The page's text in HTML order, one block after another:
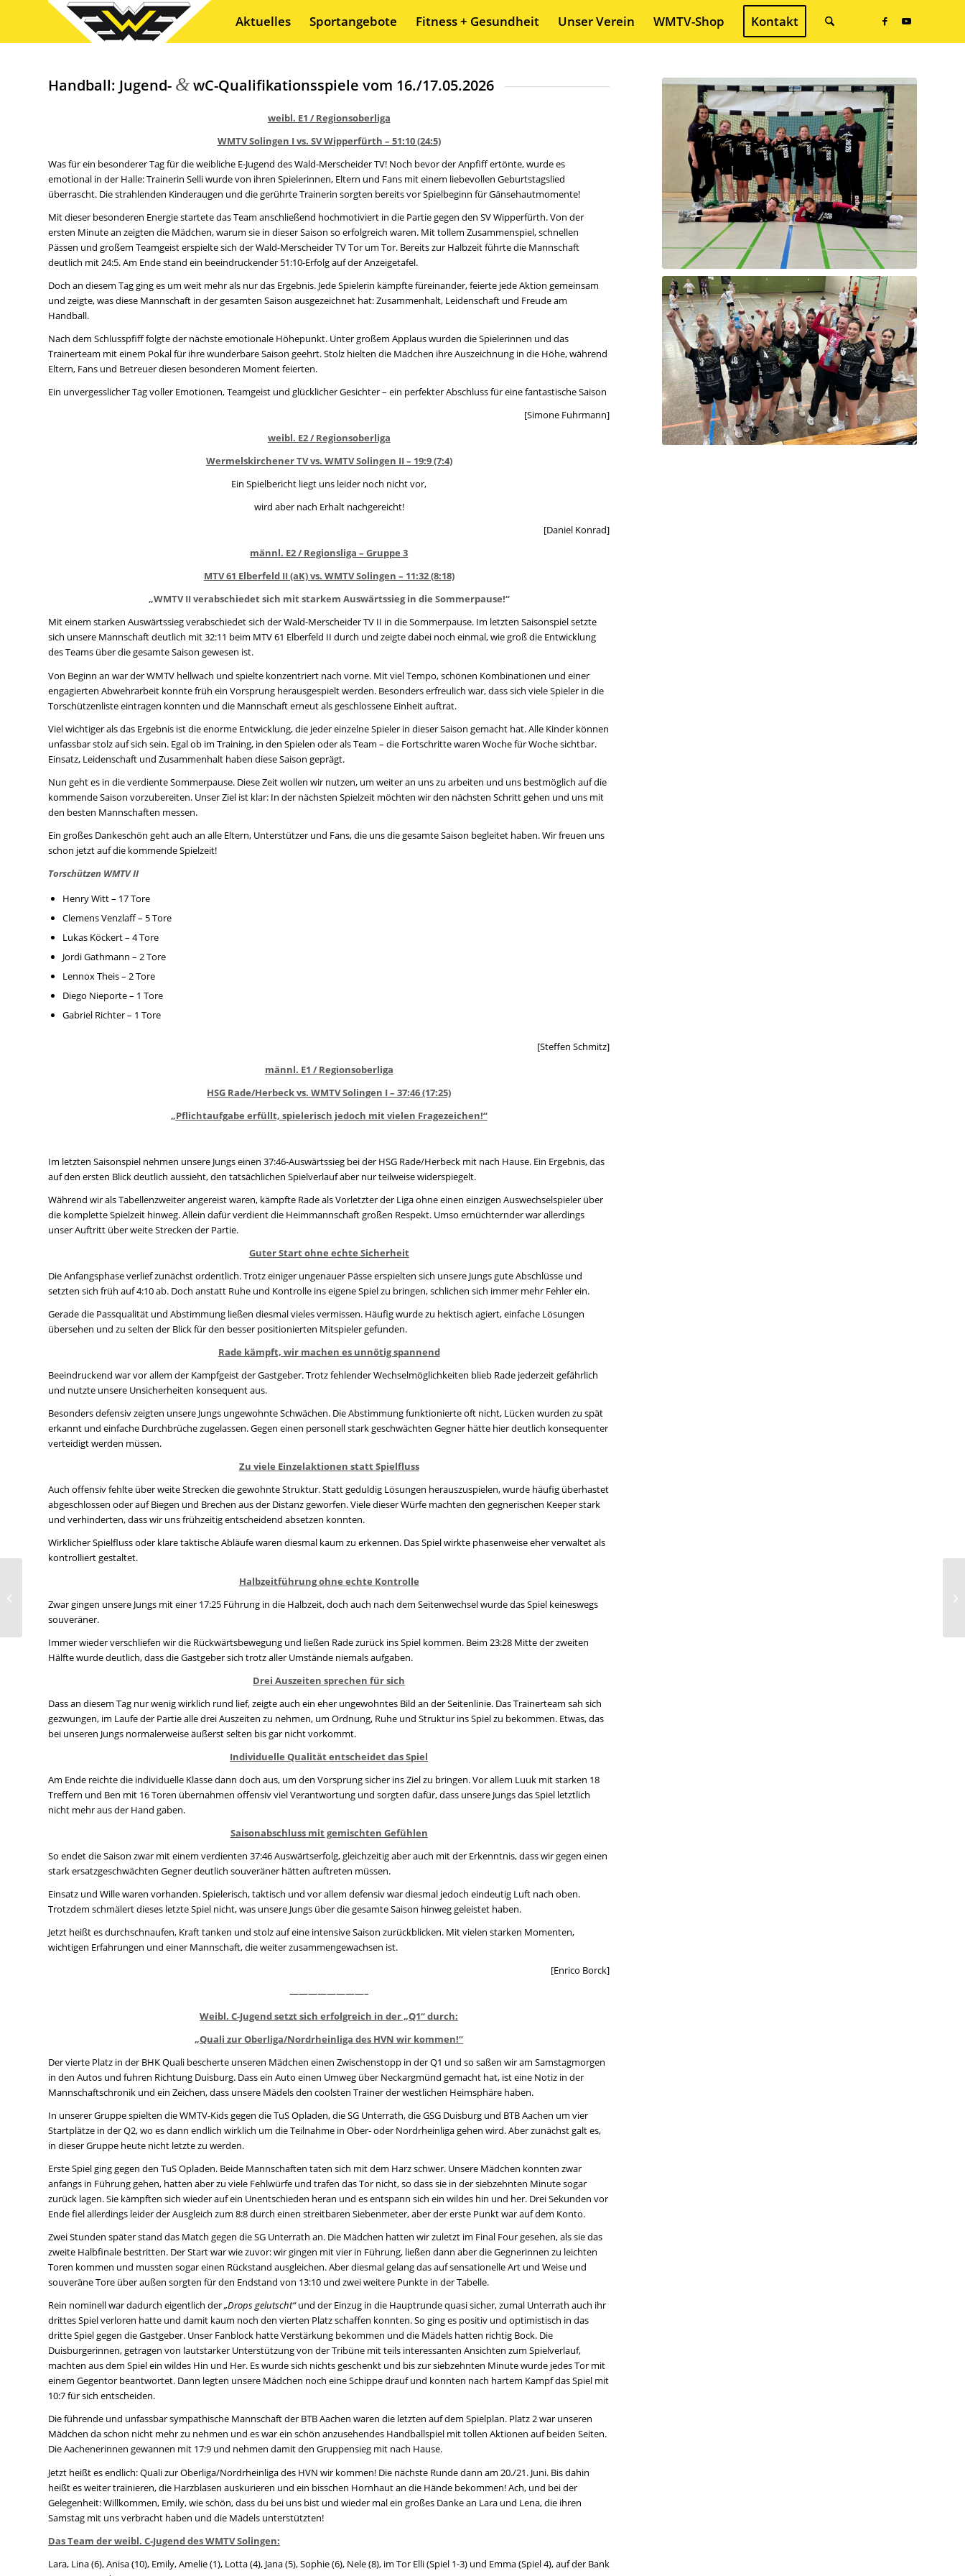
Aktuelles Sportangebote Fitness + Gesundheit Unser Verein WMTV-Shop Kontakt
Handball: Jugend- &wC-Qualifikationsspiele vom 16./17.05.2026
weibl. E1 / Regionsoberliga
WMTV Solingen I vs. SV Wipperfürth – 51:10 (24:5)
Was für ein besonderer Tag für die weibliche E-Jugend des Wald-Merscheider TV! Noch bevor der Anpfiff ertönte, wurde es
emotional in der Halle: Trainerin Selli wurde von ihren Spielerinnen, Eltern und Fans mit einem liebevollen Geburtstagslied
überrascht. Die strahlenden Kinderaugen und die gerührte Trainerin sorgten bereits vor Spielbeginn für Gänsehautmomente!
Mit dieser besonderen Energie startete das Team anschließend hochmotiviert in die Partie gegen den SV Wipperfürth. Von der
ersten Minute an zeigten die Mädchen, warum sie in dieser Saison so erfolgreich waren. Mit tollem Zusammenspiel, schnellen
Pässen und großem Teamgeist erspielte sich der Wald-Merscheider TV Tor um Tor. Bereits zur Halbzeit führte die Mannschaft
deutlich mit 24:5. Am Ende stand ein beeindruckender 51:10-Erfolg auf der Anzeigetafel.
Doch an diesem Tag ging es um weit mehr als nur das Ergebnis. Jede Spielerin kämpfte füreinander, feierte jede Aktion gemeinsam
und zeigte, was diese Mannschaft in der gesamten Saison ausgezeichnet hat: Zusammenhalt, Leidenschaft und Freude am
Handball.
Nach dem Schlusspfiff folgte der nächste emotionale Höhepunkt. Unter großem Applaus wurden die Spielerinnen und das
Trainerteam mit einem Pokal für ihre wunderbare Saison geehrt. Stolz hielten die Mädchen ihre Auszeichnung in die Höhe, während
Eltern, Fans und Betreuer diesen besonderen Moment feierten.
Ein unvergesslicher Tag voller Emotionen, Teamgeist und glücklicher Gesichter – ein perfekter Abschluss für eine fantastische Saison
[Simone Fuhrmann]
weibl. E2 / Regionsoberliga
Wermelskirchener TV vs. WMTV Solingen II – 19:9 (7:4)
Ein Spielbericht liegt uns leider noch nicht vor,
wird aber nach Erhalt nachgereicht!
[Daniel Konrad]
männl. E2 / Regionsliga – Gruppe 3
MTV 61 Elberfeld II (aK) vs. WMTV Solingen – 11:32 (8:18)
„WMTV II verabschiedet sich mit starkem Auswärtssieg in die Sommerpause!“
Mit einem starken Auswärtssieg verabschiedet sich der Wald-Merscheider TV II in die Sommerpause. Im letzten Saisonspiel setzte
sich unsere Mannschaft deutlich mit 32:11 beim MTV 61 Elberfeld II durch und zeigte dabei noch einmal, wie groß die Entwicklung
des Teams über die gesamte Saison gewesen ist.
Von Beginn an war der WMTV hellwach und spielte konzentriert nach vorne. Mit viel Tempo, schönen Kombinationen und einer
engagierten Abwehrarbeit konnte früh ein Vorsprung herausgespielt werden. Besonders erfreulich war, dass sich viele Spieler in die
Torschützenliste eintragen konnten und die Mannschaft erneut als geschlossene Einheit auftrat.
Viel wichtiger als das Ergebnis ist die enorme Entwicklung, die jeder einzelne Spieler in dieser Saison gemacht hat. Alle Kinder können
unfassbar stolz auf sich sein. Egal ob im Training, in den Spielen oder als Team – die Fortschritte waren Woche für Woche sichtbar.
Einsatz, Leidenschaft und Zusammenhalt haben diese Saison geprägt.
Nun geht es in die verdiente Sommerpause. Diese Zeit wollen wir nutzen, um weiter an uns zu arbeiten und uns bestmöglich auf die
kommende Saison vorzubereiten. Unser Ziel ist klar: In der nächsten Spielzeit möchten wir den nächsten Schritt gehen und uns mit
den besten Mannschaften messen.
Ein großes Dankeschön geht auch an alle Eltern, Unterstützer und Fans, die uns die gesamte Saison begleitet haben. Wir freuen uns
schon jetzt auf die kommende Spielzeit!
Torschützen WMTV II
Henry Witt – 17 Tore
Clemens Venzlaff – 5 Tore
Lukas Köckert – 4 Tore
Jordi Gathmann – 2 Tore
Lennox Theis – 2 Tore
Diego Nieporte – 1 Tore
Gabriel Richter – 1 Tore
[Steffen Schmitz]
männl. E1 / Regionsoberliga
HSG Rade/Herbeck vs. WMTV Solingen I – 37:46 (17:25)
„Pflichtaufgabe erfüllt, spielerisch jedoch mit vielen Fragezeichen!“
Im letzten Saisonspiel nehmen unsere Jungs einen 37:46-Auswärtssieg bei der HSG Rade/Herbeck mit nach Hause. Ein Ergebnis, das
auf den ersten Blick deutlich aussieht, den tatsächlichen Spielverlauf aber nur teilweise widerspiegelt.
Während wir als Tabellenzweiter angereist waren, kämpfte Rade als Vorletzter der Liga ohne einen einzigen Auswechselspieler über
die komplette Spielzeit hinweg. Allein dafür verdient die Heimmannschaft großen Respekt. Umso ernüchternder war allerdings
unser Auftritt über weite Strecken der Partie.
Guter Start ohne echte Sicherheit
Die Anfangsphase verlief zunächst ordentlich. Trotz einiger ungenauer Pässe erspielten sich unsere Jungs gute Abschlüsse und
setzten sich früh auf 4:10 ab. Doch anstatt Ruhe und Kontrolle ins eigene Spiel zu bringen, schlichen sich immer mehr Fehler ein.
Gerade die Passqualität und Abstimmung ließen diesmal vieles vermissen. Häufig wurde zu hektisch agiert, einfache Lösungen
übersehen und zu selten der Blick für den besser positionierten Mitspieler gefunden.
Rade kämpft, wir machen es unnötig spannend
Beeindruckend war vor allem der Kampfgeist der Gastgeber. Trotz fehlender Wechselmöglichkeiten blieb Rade jederzeit gefährlich
und nutzte unsere Unsicherheiten konsequent aus.
Besonders defensiv zeigten unsere Jungs ungewohnte Schwächen. Die Abstimmung funktionierte oft nicht, Lücken wurden zu spät
erkannt und einfache Durchbrüche zugelassen. Gegen einen personell stark geschwächten Gegner hätte hier deutlich konsequenter
verteidigt werden müssen.
Zu viele Einzelaktionen statt Spielfluss
Auch offensiv fehlte über weite Strecken die gewohnte Struktur. Statt geduldig Lösungen herauszuspielen, wurde häufig überhastet
abgeschlossen oder auf Biegen und Brechen aus der Distanz geworfen. Viele dieser Würfe machten den gegnerischen Keeper stark
und verhinderten, dass wir uns frühzeitig entscheidend absetzen konnten.
Wirklicher Spielfluss oder klare taktische Abläufe waren diesmal kaum zu erkennen. Das Spiel wirkte phasenweise eher verwaltet als
kontrolliert gestaltet.
Halbzeitführung ohne echte Kontrolle
Zwar gingen unsere Jungs mit einer 17:25 Führung in die Halbzeit, doch auch nach dem Seitenwechsel wurde das Spiel keineswegs
souveräner.
Immer wieder verschliefen wir die Rückwärtsbewegung und ließen Rade zurück ins Spiel kommen. Beim 23:28 Mitte der zweiten
Hälfte wurde deutlich, dass die Gastgeber sich trotz aller Umstände niemals aufgaben.
Drei Auszeiten sprechen für sich
Dass an diesem Tag nur wenig wirklich rund lief, zeigte auch ein eher ungewohntes Bild an der Seitenlinie. Das Trainerteam sah sich
gezwungen, im Laufe der Partie alle drei Auszeiten zu nehmen, um Ordnung, Ruhe und Struktur ins Spiel zu bekommen. Etwas, das
bei unseren Jungs normalerweise äußerst selten bis gar nicht vorkommt.
Individuelle Qualität entscheidet das Spiel
Am Ende reichte die individuelle Klasse dann doch aus, um den Vorsprung sicher ins Ziel zu bringen. Vor allem Luuk mit starken 18
Treffern und Ben mit 16 Toren übernahmen offensiv viel Verantwortung und sorgten dafür, dass unsere Jungs das Spiel letztlich
nicht mehr aus der Hand gaben.
Saisonabschluss mit gemischten Gefühlen
So endet die Saison zwar mit einem verdienten 37:46 Auswärtserfolg, gleichzeitig aber auch mit der Erkenntnis, dass wir gegen einen
stark ersatzgeschwächten Gegner deutlich souveräner hätten auftreten müssen.
Einsatz und Wille waren vorhanden. Spielerisch, taktisch und vor allem defensiv war diesmal jedoch eindeutig Luft nach oben.
Trotzdem schmälert dieses letzte Spiel nicht, was unsere Jungs über die gesamte Saison hinweg geleistet haben.
Jetzt heißt es durchschnaufen, Kraft tanken und stolz auf eine intensive Saison zurückblicken. Mit vielen starken Momenten,
wichtigen Erfahrungen und einer Mannschaft, die weiter zusammengewachsen ist.
[Enrico Borck]
————————–
Weibl. C-Jugend setzt sich erfolgreich in der „Q1“ durch:
„Quali zur Oberliga/Nordrheinliga des HVN wir kommen!“
Der vierte Platz in der BHK Quali bescherte unseren Mädchen einen Zwischenstopp in der Q1 und so saßen wir am Samstagmorgen
in den Autos und fuhren Richtung Duisburg. Dass ein Auto einen Umweg über Neckargmünd gemacht hat, ist eine Notiz in der
Mannschaftschronik und ein Zeichen, dass unsere Mädels den coolsten Trainer der westlichen Heimsphäre haben.
In unserer Gruppe spielten die WMTV-Kids gegen die TuS Opladen, die SG Unterrath, die GSG Duisburg und BTB Aachen um vier
Startplätze in der Q2, wo es dann endlich wirklich um die Teilnahme in Ober- oder Nordrheinliga gehen wird. Aber zunächst galt es,
in dieser Gruppe heute nicht letzte zu werden.
Erste Spiel ging gegen den TuS Opladen. Beide Mannschaften taten sich mit dem Harz schwer. Unsere Mädchen konnten zwar
anfangs in Führung gehen, hatten aber zu viele Fehlwürfe und trafen das Tor nicht, so dass sie in der siebzehnten Minute sogar
zurück lagen. Sie kämpften sich wieder auf ein Unentschieden heran und es entspann sich ein wildes hin und her. Drei Sekunden vor
Ende fiel allerdings leider der Ausgleich zum 8:8 durch einen streitbaren Siebenmeter, aber der erste Punkt war auf dem Konto.
Zwei Stunden später stand das Match gegen die SG Unterrath an. Die Mädchen hatten wir zuletzt im Final Four gesehen, als sie das
zweite Halbfinale bestritten. Der Start war wie zuvor: wir gingen mit vier in Führung, ließen dann aber die Gegnerinnen zu leichten
Toren kommen und mussten sogar einen Rückstand ausgleichen. Aber diesmal gelang das auf sensationelle Art und Weise und
souveräne Tore über außen sorgten für den Endstand von 13:10 und zwei weitere Punkte in der Tabelle.
Rein nominell war dadurch eigentlich der„Drops gelutscht“und der Einzug in die Hauptrunde quasi sicher, zumal Unterrath auch ihr
drittes Spiel verloren hatte und damit kaum noch den vierten Platz schaffen konnten. So ging es positiv und optimistisch in das
dritte Spiel gegen die Gastgeber. Unser Fanblock hatte Verstärkung bekommen und die Mädels hatten richtig Bock. Die
Duisburgerinnen, getragen von lautstarker Unterstützung von der Tribüne mit teils interessanten Ansichten zum Spielverlauf,
machten aus dem Spiel ein wildes Hin und Her. Es wurde sich nichts geschenkt und bis zur siebzehnten Minute wurde jedes Tor mit
einem Gegentor beantwortet. Dann legten unsere Mädchen noch eine Schippe drauf und konnten nach hartem Kampf das Spiel mit
10:7 für sich entscheiden.
Die führende und unfassbar sympathische Mannschaft der BTB Aachen waren die letzten auf dem Spielplan. Platz 2 war unseren
Mädchen da schon nicht mehr zu nehmen und es war ein schön anzusehendes Handballspiel mit tollen Aktionen auf beiden Seiten.
Die Aachenerinnen gewannen mit 17:9 und nehmen damit den Gruppensieg mit nach Hause.
Jetzt heißt es endlich: Quali zur Oberliga/Nordrheinliga des HVN wir kommen! Die nächste Runde dann am 20./21. Juni. Bis dahin
heißt es weiter trainieren, die Harzblasen auskurieren und ein bisschen Hornhaut an die Hände bekommen! Ach, und bei der
Gelegenheit: Willkommen, Emily, wie schön, dass du bei uns bist und wieder mal ein großes Danke an Lara und Lena, die ihren
Samstag mit uns verbracht haben und die Mädels unterstützten!
Das Team der weibl. C-Jugend des WMTV Solingen:
Lara, Lina (6), Anisa (10), Emily, Amelie (1), Lotta (4), Jana (5), Sophie (6), Nele (8), im Tor Elli (Spiel 1-3) und Emma (Spiel 4), auf der Bank
dabei!